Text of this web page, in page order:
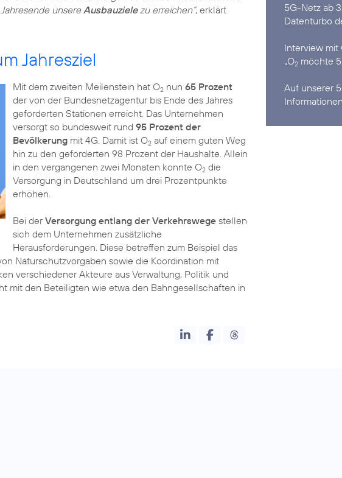
unsereAusbauzielezu erreichen“, erklärt
Jahresziel
Mit dem zweiten Meilenstein hat O2nun 65 Prozent
der von der Bundesnetzagentur bis Ende des Jahres
geforderten Stationen erreicht. Das Unternehmen
versorgt so bundesweit rund 95 Prozent der
Bevölkerungmit 4G. Damit ist O2auf einem guten Weg
hin zu den geforderten 98 Prozent der Haushalte. Allein
in den vergangenen zwei Monaten konnte O2die
Versorgung in Deutschland um drei Prozentpunkte
erhöhen.
Bei derVersorgung entlang der Verkehrswegestellen
sich dem Unternehmen zusätzliche
Herausforderungen. Diese betreffen zum Beispiel das
Naturschutzvorgaben sowie die Koordination mit
verschiedener Akteure aus Verwaltung, Politik und
mit den Beteiligten wie etwa den Bahngesellschaften in
5G-Netz ab
Datenturbo
Interview mit
„O2 möchte
Auf unserer